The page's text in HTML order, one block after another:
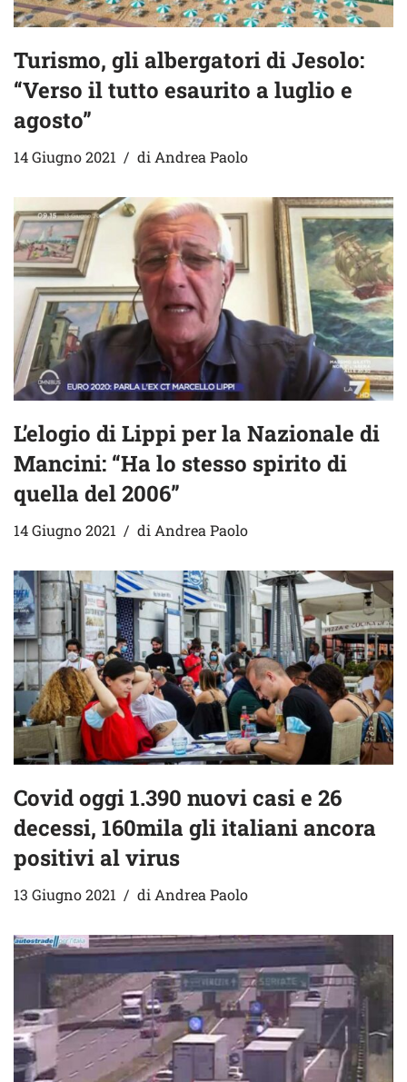
Turismo, gli albergatori di Jesolo:
“Verso il tutto esaurito a luglio e
agosto”
14 Giugno 2021 diAndrea Paolo
L’elogio di Lippi per la Nazionale di
Mancini: “Ha lo stesso spirito di
quella del 2006”
14 Giugno 2021 di Andrea Paolo
Covid oggi 1.390 nuovi casi e 26
decessi, 160mila gli italiani ancora
positivi al virus
13 Giugno 2021 diAndrea Paolo